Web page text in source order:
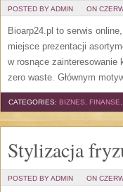
POSTED BY ADMIN ON
Bioarp24.pl to serwis
miejsce prezentacji
w rosnące zainteresowanie
zero waste. Głównym
CATEGORIES: BIZNES,
Stylizacja
POSTED BY ADMIN ON